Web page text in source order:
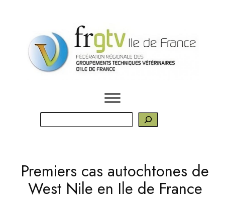
contenu
e
r
c
Premiers cas autochtones de
West Nile en Ile de France